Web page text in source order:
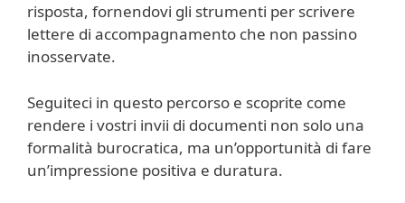
risposta, fornendovi gli strumenti per scrivere
lettere di accompagnamento che non passino
inosservate.
Seguiteci in questo percorso e scoprite come
rendere i vostri invii di documenti non solo una
formalità burocratica, ma un’opportunità di fare
un’impressione positiva e duratura.